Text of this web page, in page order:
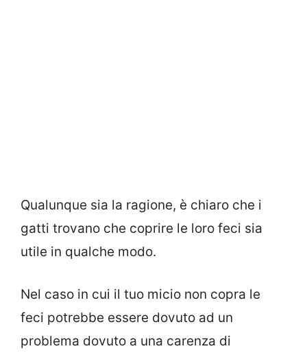
Qualunque sia la ragione, è chiaro che i
gatti trovano che coprire le loro feci sia
utile in qualche modo.
Nel caso in cui il tuo micio non copra le
feci potrebbe essere dovuto ad un
problema dovuto a una carenza di